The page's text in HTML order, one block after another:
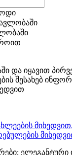
და იყავით
შესახებ